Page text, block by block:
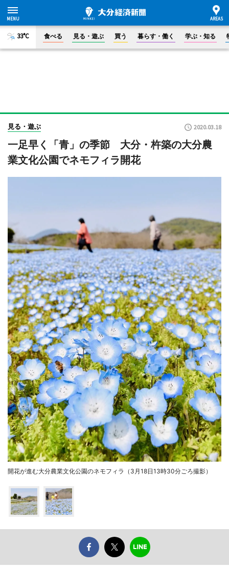
33°C 食べる 見る・遊ぶ 買う 暮らす・働く 学ぶ・知る
見る・遊ぶ 2020.03.18
一足早く「青」の季節 大分・杵築の大分農
業文化公園でネモフィラ開花
開花が進む大分農業文化公園のネモフィラ（3月18日13時30分ごろ撮影）